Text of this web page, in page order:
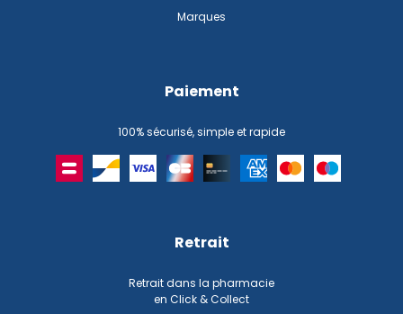
Marques
Paiement
100% sécurisé, simple et rapide
Retrait
Retrait dans la pharmacie
en Click & Collect